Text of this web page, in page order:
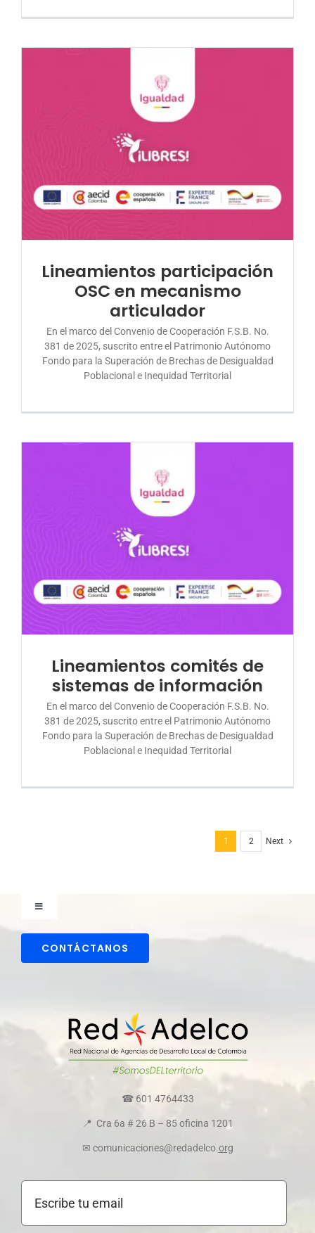
Lineamientos participación
OSC en mecanismo
articulador
En el marco del Convenio de Cooperación F.S.B. No.
381 de 2025, suscrito entre el Patrimonio Autónomo
Fondo para la Superación de Brechas de Desigualdad
Poblacional e Inequidad Territorial
Lineamientos comités de
sistemas de información
En el marco del Convenio de Cooperación F.S.B. No.
381 de 2025, suscrito entre el Patrimonio Autónomo
Fondo para la Superación de Brechas de Desigualdad
Poblacional e Inequidad Territorial
1 2 Next
Toggle
Comunicaciones
Transparencia y ética empresarial
CONTÁCTANOS
☎ 601 4764433
📍 Cra 6a # 26 B – 85 oficina 1201
✉ comunicaciones@redadelco.org